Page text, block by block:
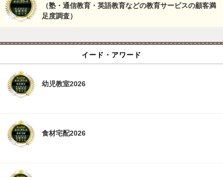
（塾・通信教育・英語教育などの教育サービスの顧客満
足度調査）
イード・アワード
幼児教室2026
食材宅配2026